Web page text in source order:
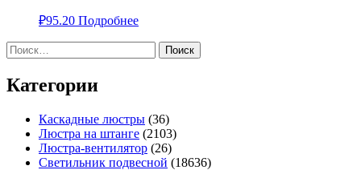
₽95.20 Подробнее
Найти:
Категории
Каскадные люстры (36)
Люстра на штанге (2103)
Люстра-вентилятор (26)
Светильник подвесной (18636)